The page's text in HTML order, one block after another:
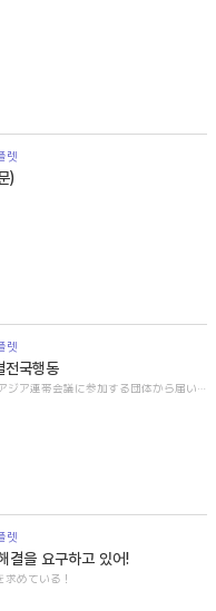
렛
)
렛
전국행동
第12回日本軍「慰安婦」問題アジア連帯会議に参加する団体から届いた紹介文
렛
결을 요구하고 있어!
求めている！